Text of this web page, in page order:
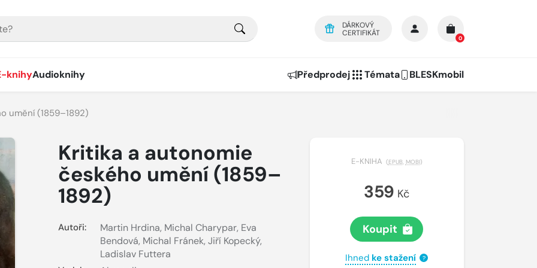
DÁRKOVÝ
CERTIFIKÁT
0
knihyAudioknihy Předprodej Témata BLESKmobil
umění (1859–1892)
Kritika a autonomie
českého umění (1859–
1892)
Autoři: Martin Hrdina, Michal Charypar, Eva
Bendová, Michal Fránek, Jiří Kopecký,
Ladislav Futtera
E-KNIHA (EPUB, MOBI)
359 Kč
Koupit
Ihned ke stažení ?